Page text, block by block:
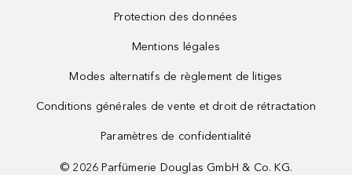
Protection des données
Mentions légales
Modes alternatifs de règlement de litiges
Conditions générales de vente et droit de rétractation
Paramètres de confidentialité
© 2026 Parfümerie Douglas GmbH & Co. KG.